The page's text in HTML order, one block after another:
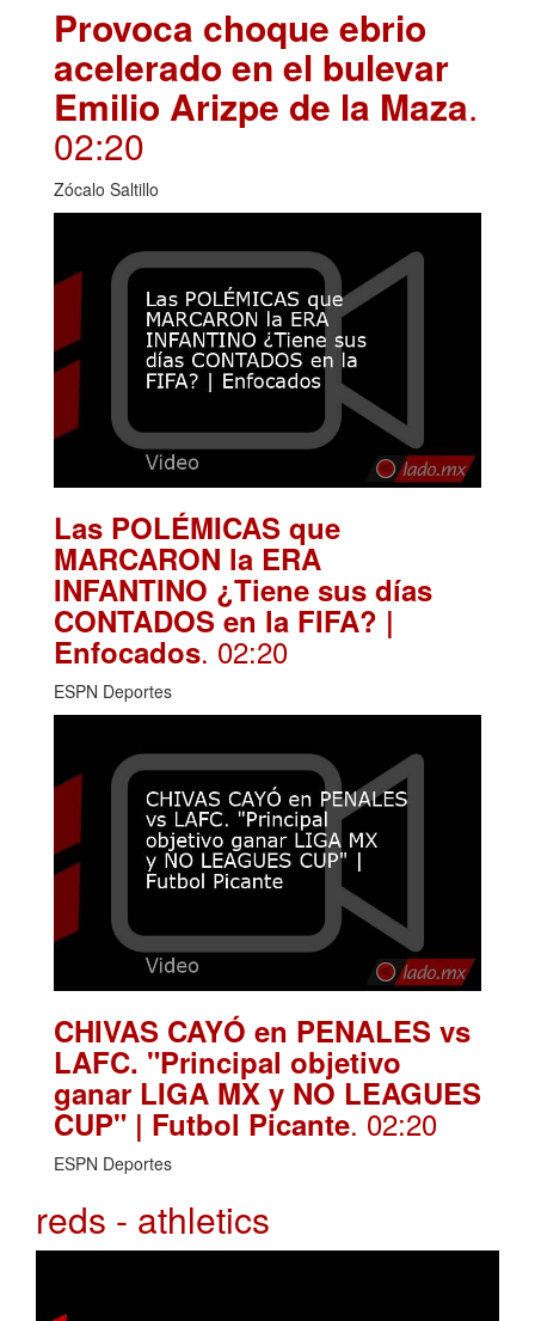
Provoca choque ebrio
acelerado en el bulevar
Emilio Arizpe de la Maza.
02:20
Zócalo Saltillo
Las POLÉMICAS que
MARCARON la ERA
INFANTINO ¿Tiene sus días
CONTADOS en la FIFA? |
Enfocados. 02:20
ESPN Deportes
CHIVAS CAYÓ en PENALES vs
LAFC. "Principal objetivo
ganar LIGA MX y NO LEAGUES
CUP" | Futbol Picante. 02:20
ESPN Deportes
reds - athletics